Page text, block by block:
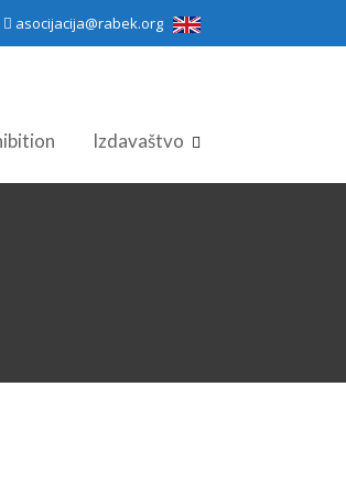
asocijacija@rabek.org
Izdavaštvo